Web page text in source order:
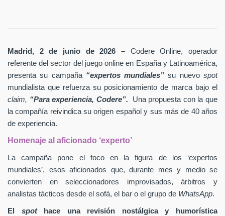
Madrid, 2 de junio de 2026 – Codere Online, operador
referente del sector del juego online en España y Latinoamérica,
presenta su campaña “expertos mundiales” su nuevospot
mundialista que refuerza su posicionamiento de marca bajo el
claim, “Para experiencia, Codere”.
Una propuesta con la que
la compañía reivindica su origen español y sus más de 40 años
de experiencia.
Homenaje al aficionado ‘experto’
La campaña pone el foco en la figura de los ‘expertos
mundiales’, esos aficionados que, durante mes y medio se
convierten en seleccionadores improvisados, árbitros y
analistas tácticos desde el sofá, el bar o el grupo de WhatsApp.
El spothace una revisión nostálgica y humorística